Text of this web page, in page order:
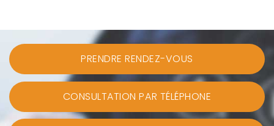
PRENDRE RENDEZ-VOUS
CONSULTATION PAR TÉLÉPHONE